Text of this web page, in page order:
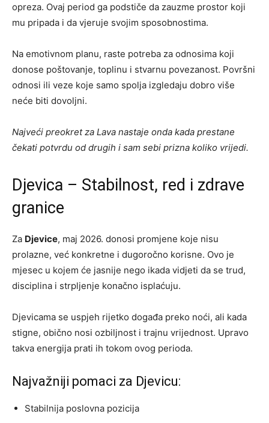
opreza. Ovaj period ga podstiče da zauzme prostor koji
mu pripada i da vjeruje svojim sposobnostima.
Na emotivnom planu, raste potreba za odnosima koji
donose poštovanje, toplinu i stvarnu povezanost. Površni
odnosi ili veze koje samo spolja izgledaju dobro više
neće biti dovoljni.
Najveći preokret za Lava nastaje onda kada prestane
čekati potvrdu od drugih i sam sebi prizna koliko vrijedi.
Djevica – Stabilnost, red i zdrave
granice
Za Djevice, maj 2026. donosi promjene koje nisu
prolazne, već konkretne i dugoročno korisne. Ovo je
mjesec u kojem će jasnije nego ikada vidjeti da se trud,
disciplina i strpljenje konačno isplaćuju.
Djevicama se uspjeh rijetko događa preko noći, ali kada
stigne, obično nosi ozbiljnost i trajnu vrijednost. Upravo
takva energija prati ih tokom ovog perioda.
Najvažniji pomaci za Djevicu:
Stabilnija poslovna pozicija